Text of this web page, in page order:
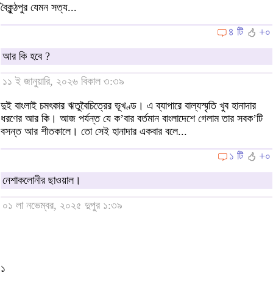
বৈকুন্ঠপুর যেমন সত্য...
৪ টি
+০
আর কি হবে ?
১১ ই জানুয়ারি, ২০২৬ বিকাল ৩:৩৯
দুই বাংলাই চমৎকার ঋতুবৈচিত্রের ভূখণ্ড। এ ব্যাপারে বাল্যস্মৃতি খুব হানাদার
ধরণের আর কি। আজ পর্যন্ত যে ক’বার বর্তমান বাংলাদেশে গেলাম তার সবক’টি
বসন্ত আর শীতকালে। তো সেই হানাদার একবার বলে...
১ টি
+০
নেশাকলোনীর ছাওয়াল।
০১ লা নভেম্বর, ২০২৫ দুপুর ১:৩৯
১